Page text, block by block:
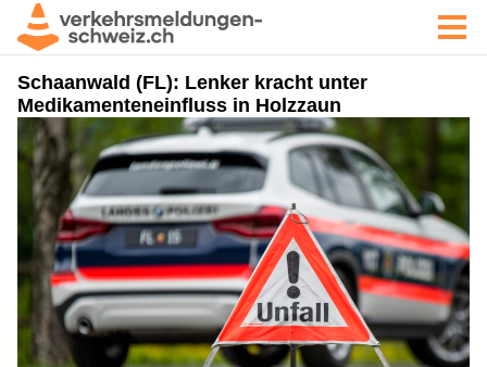
Schaanwald (FL): Lenker kracht unter
Medikamenteneinfluss in Holzzaun